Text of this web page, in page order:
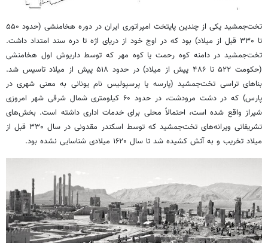
تخت‌جمشید یکی از چندین پایتخت امپراتوری ایران در دوره هخامنشی (حدود ۵۵۰
تا ۳۳۰ قبل از میلاد) بود که در اوج خود از دریای اژه تا دره سند امتداد داشت.
تخت‌جمشید در دامنه کوه رحمت یا کوه مهر که توسط داریوش اول هخامنشی
(حکومت ۵۲۲ تا ۴۸۶ پیش از میلاد) در حدود ۵۱۸ پیش از میلاد تاسیس شد.
بناهای تراسی تخت‌جمشید (پارسه یا پرسپولیس نام یونانی به معنی شهری در
پارس) که در دشت مرودشت، در حدود ۶۰ کیلومتری شمال شرقی شهر امروزی
شیراز واقع شده است، احتمالاً محلی برای خدمات اداری داشته است. بخش‌های
تشریفاتی ویرانه‌های تخت‌جمشید که توسط اسکندر مقدونی در سال ۳۳۰ قبل از
میلاد تخریب و به آتش کشیده شد تا سال ۱۶۲۰ میلادی شناسایی نشده بود.